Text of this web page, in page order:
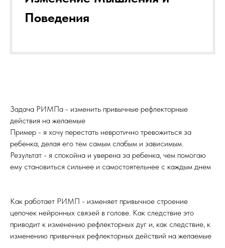
Поведения
Задача РИМПа - изменить привычные рефлекторные
действия на желаемые
Пример - я хочу перестать невротично тревожиться за
ребенка, делая его тем самым слабым и зависимым.
Результат - я спокойна и уверена за ребенка, чем помогаю
ему становиться сильнее и самостоятельнее с каждым днем
Как работает РИМП - изменяет привычное строение
цепочек нейронных связей в голове. Как следствие это
приводит к изменению рефлекторных дуг и, как следствие, к
изменению привычных рефлекторных действий на желаемые